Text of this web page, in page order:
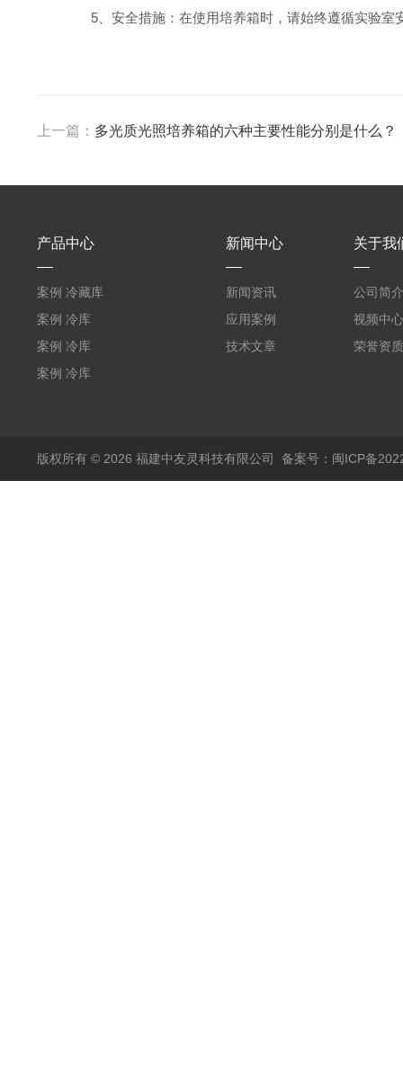
5、安全措施：在使用培养箱时，请始终遵循实验室
上一篇： 多光质光照培养箱的六种主要性能分别是什么？
产品中心
案例 冷藏库
W5400mm*H2800mm*L7010mm
案例 冷库
（L5.8m*W3.5m*H2m）
福建兵工厂
案例 冷库
（L3.6m*W6.5m*2.5m）
案例 冷库
新闻中心
新闻资讯
应用案例
技术文章
关于我
公司简介
视频中心
荣誉资质
版权所有 © 2026 福建中友灵科技有限公司 备案号：闽ICP备